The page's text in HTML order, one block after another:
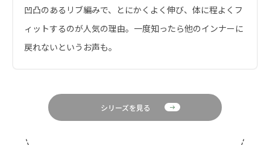
凹凸のあるリブ編みで、とにかくよく伸び、体に程よくフ
ィットするのが人気の理由。一度知ったら他のインナーに
戻れないというお声も。
シリーズを見る